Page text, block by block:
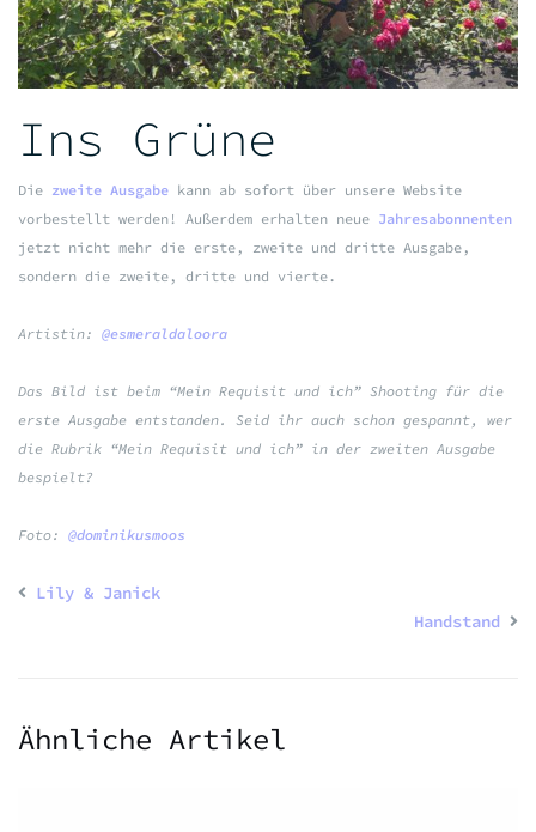
Ins Grüne
Die zweite Ausgabe kann ab sofort über unsere Website
vorbestellt werden! Außerdem erhalten neue Jahresabonnenten
jetzt nicht mehr die erste, zweite und dritte Ausgabe,
sondern die zweite, dritte und vierte.
Artistin: @esmeraldaloora
Das Bild ist beim “Mein Requisit und ich” Shooting für die
erste Ausgabe entstanden. Seid ihr auch schon gespannt, wer
die Rubrik “Mein Requisit und ich” in der zweiten Ausgabe
bespielt?
Foto: @dominikusmoos
Lily & Janick
Handstand
Ähnliche Artikel